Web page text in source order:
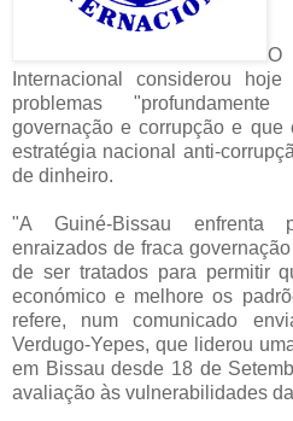
Internacional considerou
problemas
governação e corrupção e que
estratégia nacional anti-
de dinheiro.
"A Guiné-Bissau enfrenta
enraizados de fraca
de ser tratados para permitir
económico e melhore os
refere, num comunicado
Verdugo-Yepes, que liderou
em Bissau desde 18 de
avaliação às vulnerabilidades